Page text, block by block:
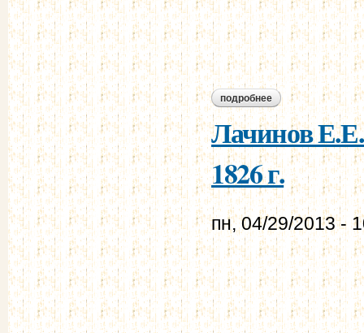
подробнее о бурцов и.г. -
Лачинов
1826 г.
пн, 04/29/2013 -